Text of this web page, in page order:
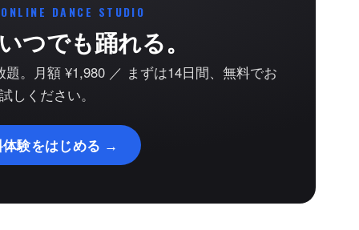
DANCE STUDIO
つでも踊れる。
。月額 ¥1,980 ／ まずは14日間、無料でお
しください。
体験をはじめる →